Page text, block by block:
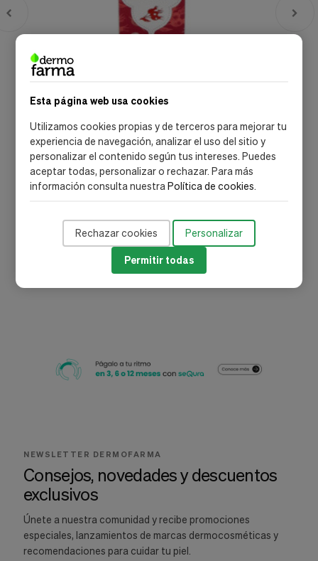
Esta página web usa cookies
Utilizamos cookies propias y de terceros para mejorar tu
experiencia de navegación, analizar el uso del sitio y
personalizar el contenido según tus intereses. Puedes
aceptar todas, personalizar o rechazar. Para más
información consulta nuestraPolítica de cookies.
Rechazar cookies Personalizar
Permitir todas
Esential Aroms
Intersa Aceite Rosa Mosqueta 100Ml
36,47 €
NEWSLETTER DERMOFARMA
Consejos, novedades y descuentos
exclusivos
Únete a nuestra comunidad y recibe promociones
especiales, lanzamientos de marcas dermocosméticas y
recomendaciones para cuidar tu piel.